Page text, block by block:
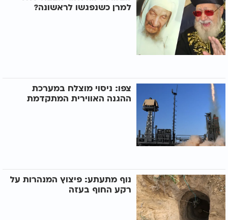
למרן כשנפגשו לראשונה?
צפו: ניסוי מוצלח במערכת
ההגנה האווירית המתקדמת
נוף מתעתע: פיצוץ המנהרות על
רקע החוף בעזה